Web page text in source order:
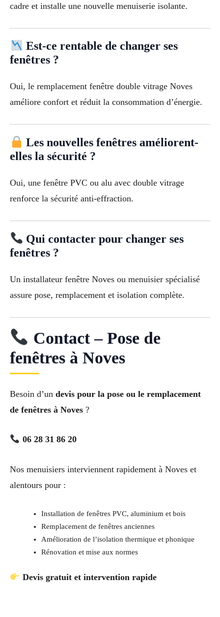
cadre et installe une nouvelle menuiserie isolante.
Est-ce rentable de changer ses
fenêtres ?
Oui, le remplacement fenêtre double vitrage Noves
améliore confort et réduit la consommation d’énergie.
Les nouvelles fenêtres améliorent-
elles la sécurité ?
Oui, une fenêtre PVC ou alu avec double vitrage
renforce la sécurité anti-effraction.
Qui contacter pour changer ses
fenêtres ?
Un installateur fenêtre Noves ou menuisier spécialisé
assure pose, remplacement et isolation complète.
Contact – Pose de
fenêtres à Noves
Besoin d’un devis pour la pose ou le remplacement
de fenêtres à Noves ?
06 28 31 86 20
Nos menuisiers interviennent rapidement à Noves et
alentours pour :
Installation de fenêtres PVC, aluminium et bois
Remplacement de fenêtres anciennes
Amélioration de l’isolation thermique et phonique
Rénovation et mise aux normes
Devis gratuit et intervention rapide